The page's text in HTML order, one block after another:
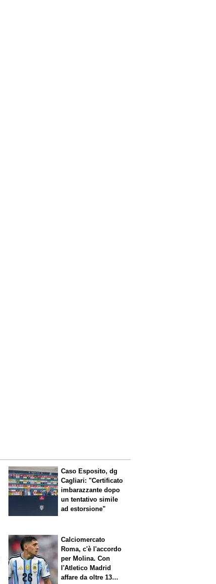
Caso Esposito, dg
Cagliari: "Certificato
imbarazzante dopo
un tentativo simile
ad estorsione"
Calciomercato
Roma, c'è l'accordo
per Molina. Con
l'Atletico Madrid
affare da oltre 13